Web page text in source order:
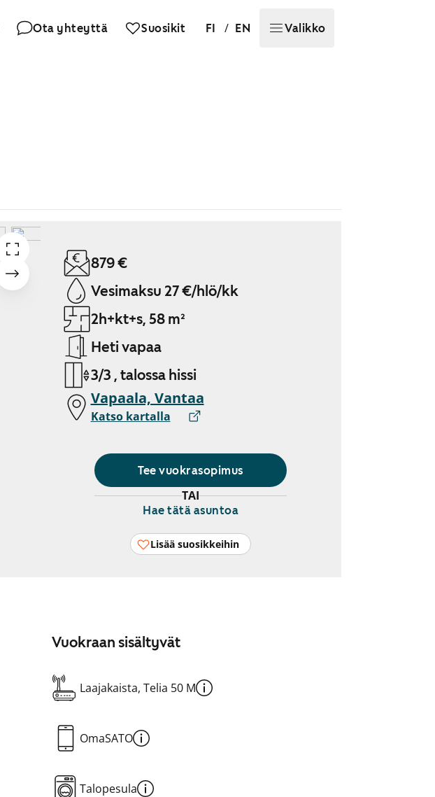
Ota yhteyttä Suosikit FI / EN Valikko
879 €
Vesimaksu 27 €/hlö/kk
2h+kt+s, 58 m²
Heti vapaa
3/3 , talossa hissi
Vapaala, Vantaa
Katso kartalla
Tee vuokrasopimus
TAI
Hae tätä asuntoa
Lisää suosikkeihin
Vuokraan sisältyvät
Laajakaista, Telia 50 M
OmaSATO
Talopesula